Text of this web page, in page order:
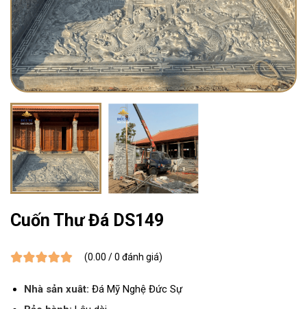
Cuốn Thư Đá DS149
(0.00 / 0 đánh giá)
Nhà sản xuât: Đá Mỹ Nghệ Đức Sự